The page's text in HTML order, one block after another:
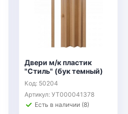
Двери м/к пластик
"Стиль" (бук темный)
Код: 50204
Артикул: УТ000041378
Есть в наличии (8)